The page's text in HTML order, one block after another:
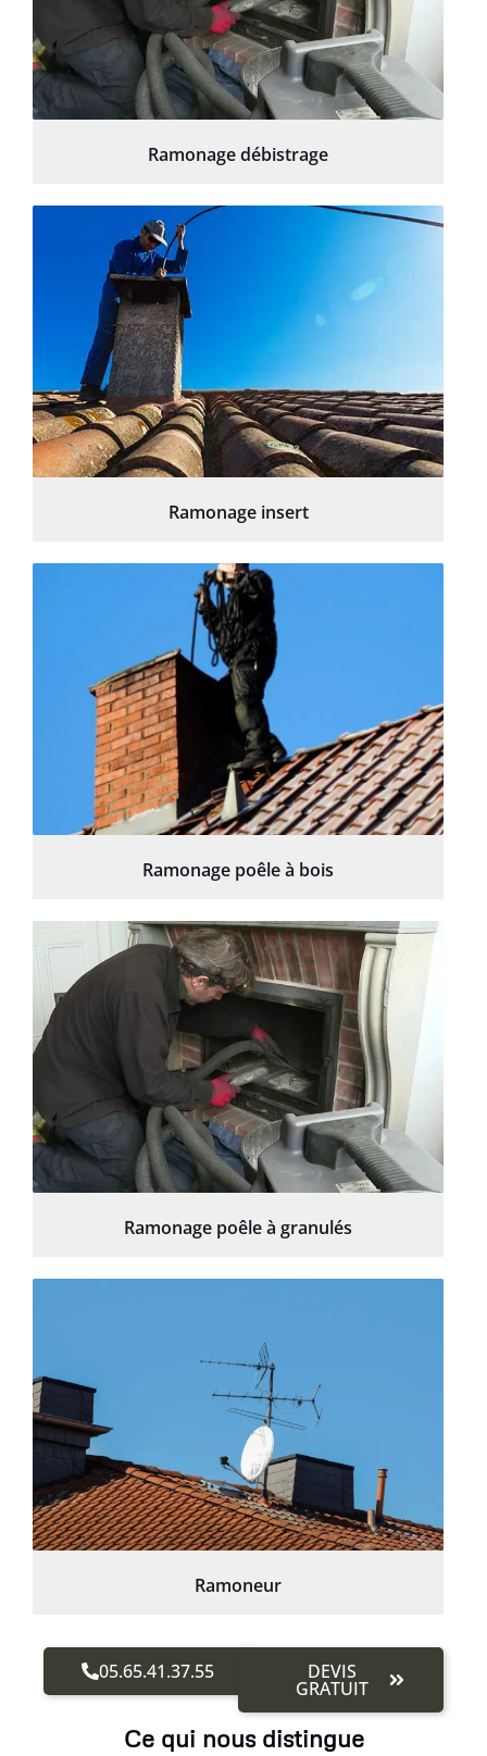
Ramonage débistrage
Ramonage insert
Ramonage poêle à bois
Ramonage poêle à granulés
Ramoneur
05.65.41.37.55 DEVIS
GRATUIT
Ce qui nous distingue